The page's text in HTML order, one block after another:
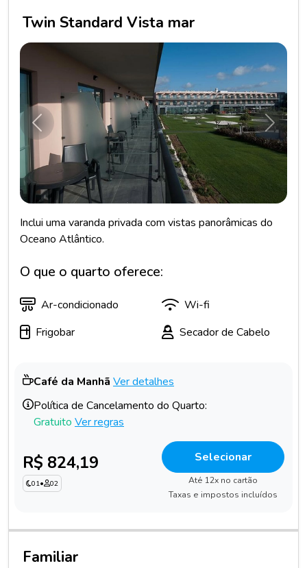
Twin Standard Vista mar
Anterior
Inclui uma varanda privada com vistas panorâmicas do
Oceano Atlântico.
O que o quarto oferece:
Ar-condicionado
Wi-fi
Frigobar
Secador de Cabelo
Café da Manhã Ver detalhes
Política de Cancelamento do Quarto:
Gratuito Ver regras
R$ 824,19
01• 02
Selecionar
Até 12x no cartão
Taxas e impostos incluídos
Familiar